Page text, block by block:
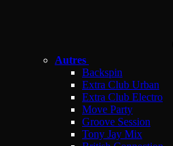
Autres
Backspin
Extra Club Urban
Extra Club Electro
Move Party
Groove Session
Tony Jay Mix